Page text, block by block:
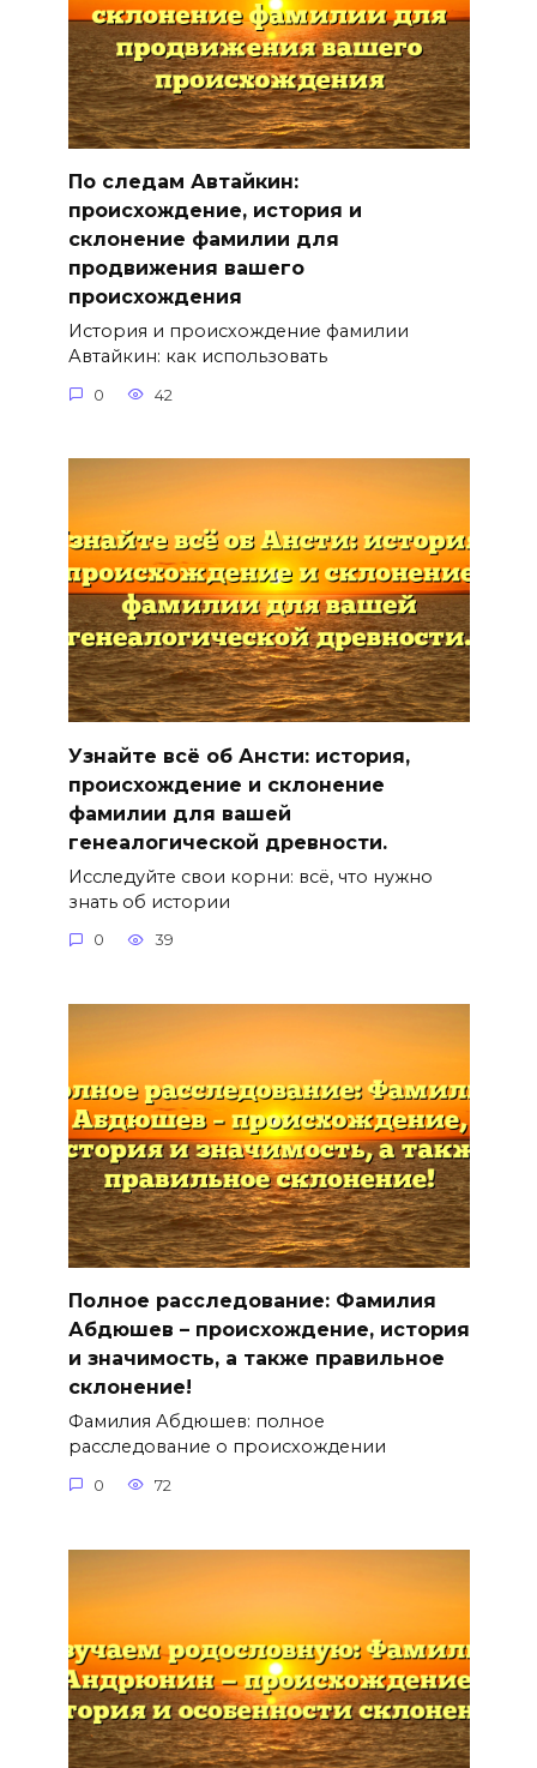
По следам Автайкин:
происхождение, история и
склонение фамилии для
продвижения вашего
происхождения
История и происхождение фамилии
Автайкин: как использовать
0 42
Узнайте всё об Ансти: история,
происхождение и склонение
фамилии для вашей
генеалогической древности.
Исследуйте свои корни: всё, что нужно
знать об истории
0 39
Полное расследование: Фамилия
Абдюшев – происхождение, история
и значимость, а также правильное
склонение!
Фамилия Абдюшев: полное
расследование о происхождении
0 72